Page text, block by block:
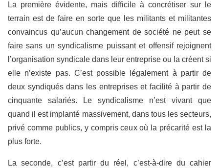
La première évidente, mais difficile à concrétiser sur le
terrain est de faire en sorte que les militants et militantes
convaincus qu’aucun changement de société ne peut se
faire sans un syndicalisme puissant et offensif rejoignent
l’organisation syndicale dans leur entreprise ou la créent si
elle n’existe pas. C’est possible légalement à partir de
deux syndiqués dans les entreprises et facilité à partir de
cinquante salariés. Le syndicalisme n’est vivant que
quand il est implanté massivement, dans tous les secteurs,
privé comme publics, y compris ceux où la précarité est la
plus forte.
La seconde, c’est partir du réel, c’est-à-dire du cahier